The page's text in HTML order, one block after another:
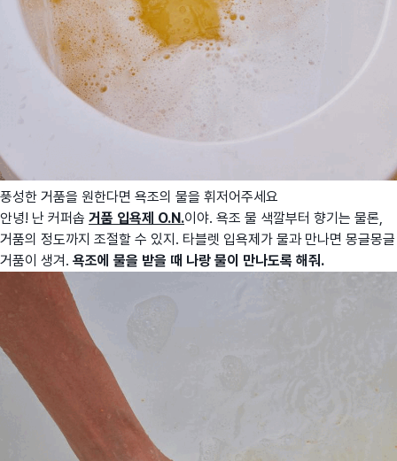
풍성한 거품을 원한다면 욕조의 물을 휘저어주세요
안녕! 난 커퍼솝 거품 입욕제 O.N.이야. 욕조 물 색깔부터 향기는 물론,
거품의 정도까지 조절할 수 있지. 타블렛 입욕제가 물과 만나면 몽글몽글
거품이 생겨. 욕조에 물을 받을 때 나랑 물이 만나도록 해줘.